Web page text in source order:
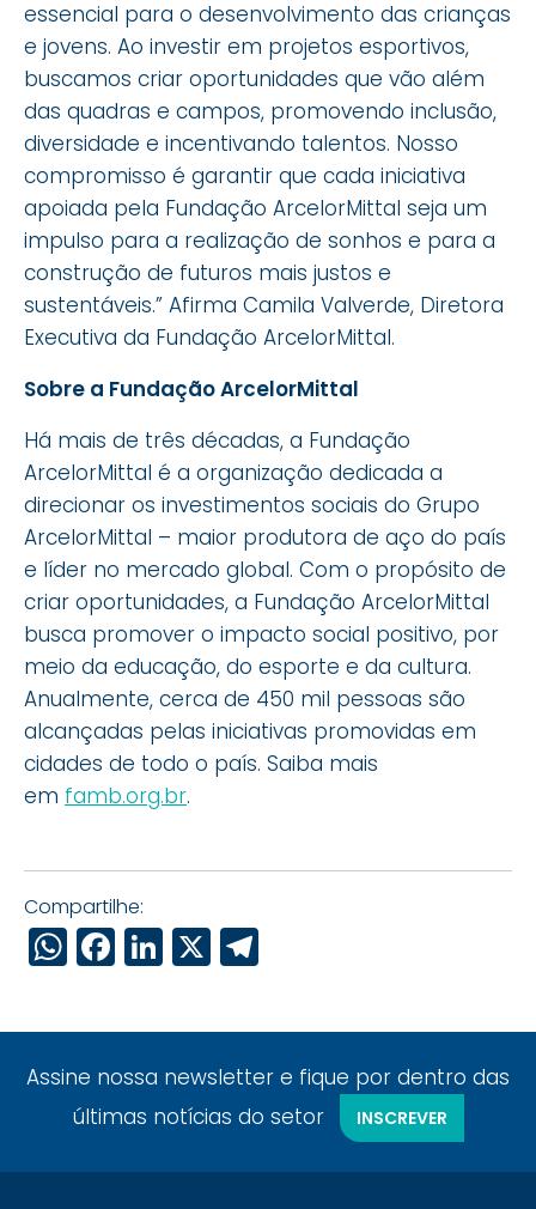
essencial para o desenvolvimento das crianças
e jovens. Ao investir em projetos esportivos,
buscamos criar oportunidades que vão além
das quadras e campos, promovendo inclusão,
diversidade e incentivando talentos. Nosso
compromisso é garantir que cada iniciativa
apoiada pela Fundação ArcelorMittal seja um
impulso para a realização de sonhos e para a
construção de futuros mais justos e
sustentáveis.” Afirma Camila Valverde, Diretora
Executiva da Fundação ArcelorMittal.
Sobre a Fundação ArcelorMittal
Há mais de três décadas, a Fundação
ArcelorMittal é a organização dedicada a
direcionar os investimentos sociais do Grupo
ArcelorMittal – maior produtora de aço do país
e líder no mercado global. Com o propósito de
criar oportunidades, a Fundação ArcelorMittal
busca promover o impacto social positivo, por
meio da educação, do esporte e da cultura.
Anualmente, cerca de 450 mil pessoas são
alcançadas pelas iniciativas promovidas em
cidades de todo o país. Saiba mais
em famb.org.br.
Compartilhe:
WhatsApp
Facebook
LinkedIn
X
Assine nossa newsletter e fique por dentro das
últimas notícias do setor
INSCREVER